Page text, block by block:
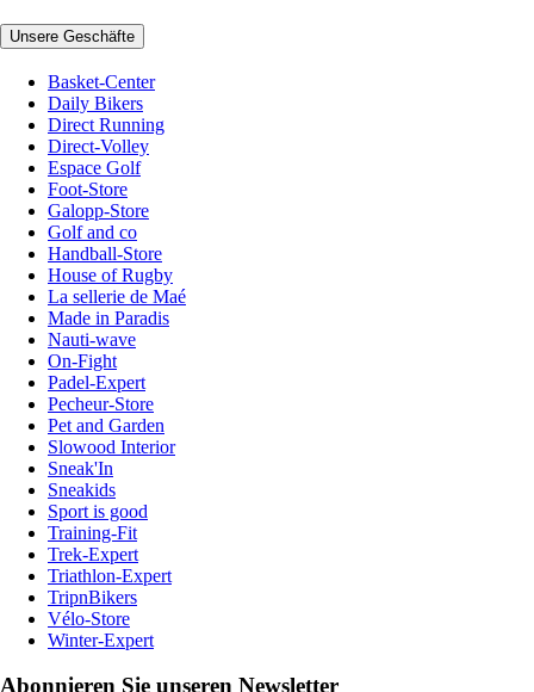
Unsere Geschäfte
Basket-Center
Daily Bikers
Direct Running
Direct-Volley
Espace Golf
Foot-Store
Galopp-Store
Golf and co
Handball-Store
House of Rugby
La sellerie de Maé
Made in Paradis
Nauti-wave
On-Fight
Padel-Expert
Pecheur-Store
Pet and Garden
Slowood Interior
Sneak'In
Sneakids
Sport is good
Training-Fit
Trek-Expert
Triathlon-Expert
TripnBikers
Vélo-Store
Winter-Expert
Abonnieren Sie unseren Newsletter